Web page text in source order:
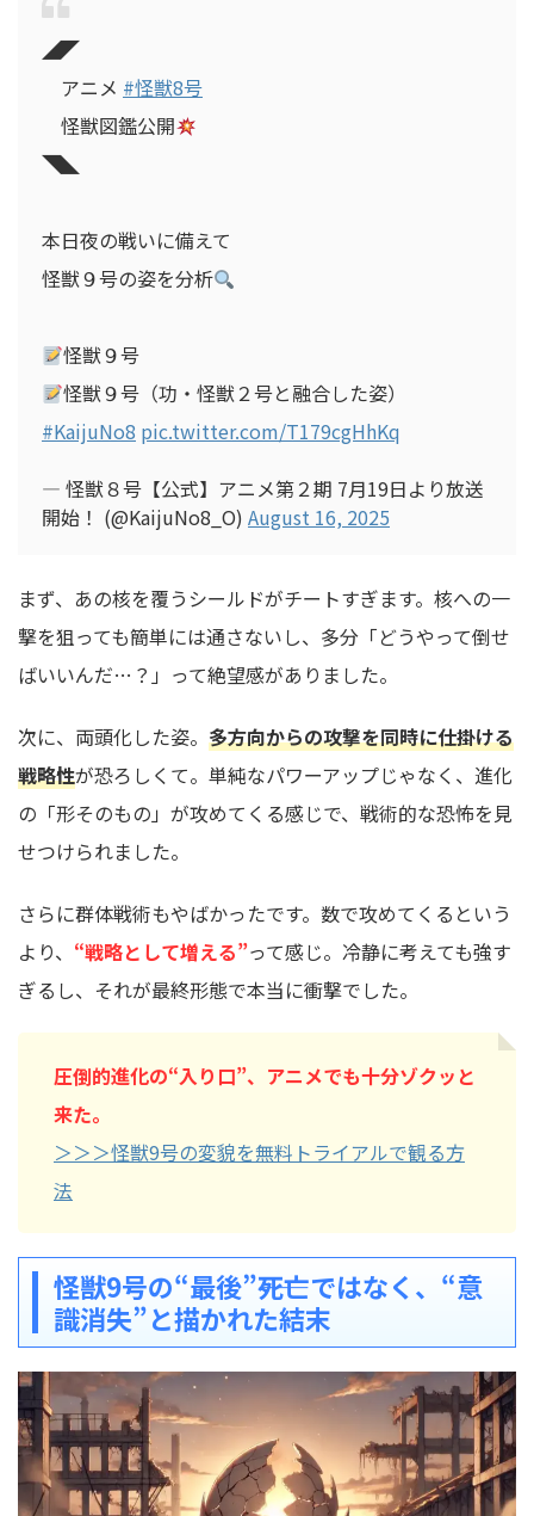
◢◤
アニメ #怪獣8号
怪獣図鑑公開
◥◣
本日夜の戦いに備えて
怪獣９号の姿を分析
怪獣９号
怪獣９号（功・怪獣２号と融合した姿）
#KaijuNo8 pic.twitter.com/T179cgHhKq
— 怪獣８号【公式】アニメ第２期 7月19日より放送
開始！ (@KaijuNo8_O) August 16, 2025
まず、あの核を覆うシールドがチートすぎます。核への一
撃を狙っても簡単には通さないし、多分「どうやって倒せ
ばいいんだ…？」って絶望感がありました。
次に、両頭化した姿。 多方向からの攻撃を同時に仕掛ける
戦略性が恐ろしくて。単純なパワーアップじゃなく、進化
の「形そのもの」が攻めてくる感じで、戦術的な恐怖を見
せつけられました。
さらに群体戦術もやばかったです。数で攻めてくるという
より、 “戦略として増える”って感じ。冷静に考えても強す
ぎるし、それが最終形態で本当に衝撃でした。
圧倒的進化の“入り口”、アニメでも十分ゾクッと
来た。
＞＞＞怪獣9号の変貌を無料トライアルで観る方
法
怪獣9号の“最後”――死亡ではなく、“意
識消失”と描かれた結末